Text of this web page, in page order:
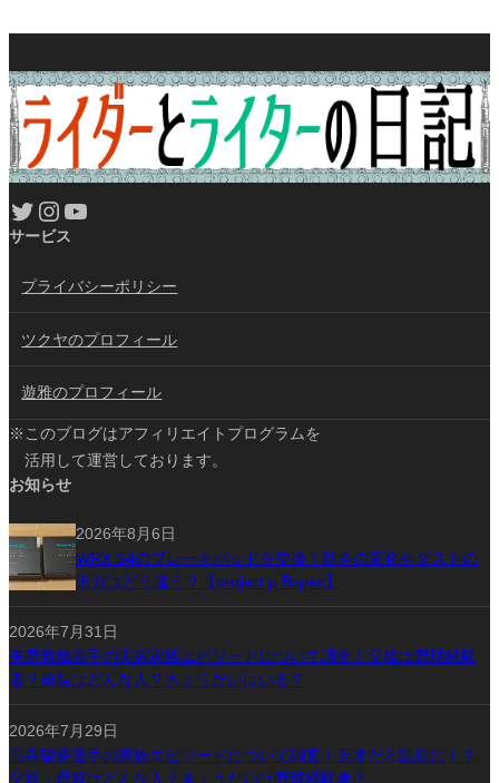
Twitter Instagram YouTube
サービス
プライバシーポリシー
ツクヤのプロフィール
遊雅のプロフィール
※このブログはアフィリエイトプログラムを
活用して運営しております。
お知らせ
2026年8月6日
WRX S4のブレーキパッドを交換！効きの変化やダストの
出方はどう違う？【project μ Bspec】
2026年7月31日
矢野雅哉選手の実家家族エピソードについて調査！父親は野球経験
者？母親はどんな人？きょうだいはいる？
2026年7月29日
髙寺望夢選手の家族エピソードについて調査！天才だと話題に！？
父親・母親はどんな人？きょうだいは野球経験者？